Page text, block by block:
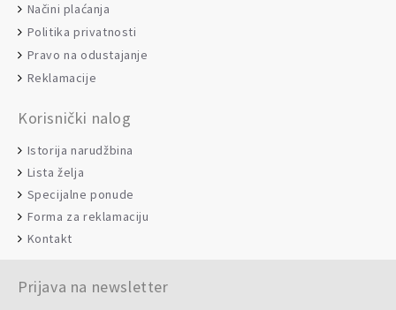
Načini plaćanja
Politika privatnosti
Pravo na odustajanje
Reklamacije
Korisnički nalog
Istorija narudžbina
Lista želja
Specijalne ponude
Forma za reklamaciju
Kontakt
Prijava na newsletter